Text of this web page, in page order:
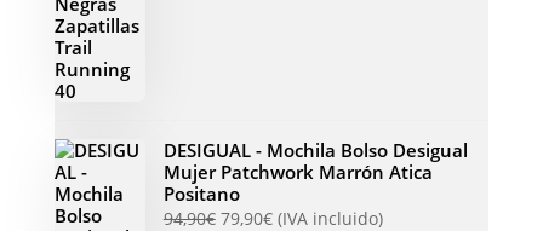
DESIGUAL - Mochila Bolso Desigual
Mujer Patchwork Marrón Atica
Positano
94,90€ 79,90€ (IVA incluido)